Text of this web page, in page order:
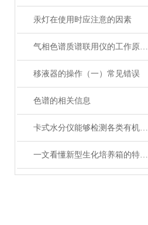
汞灯在使用时应注意的因素
气相色谱质谱联用仪的工作原理概述
移液器的操作（一）常见错误
色谱的相关信息
卡式水分仪能够检测各类有机及无机固体
一文看懂新型生化培养箱的特点和操作流程